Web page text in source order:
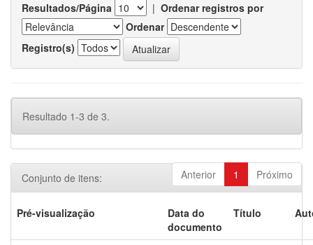
Resultados/Página | Ordenar registros por
Ordenar
Registro(s)
Resultado 1-3 de 3.
Anterior 1 Próximo
Conjunto de itens:
Pré-visualização
Data do
documento
Título